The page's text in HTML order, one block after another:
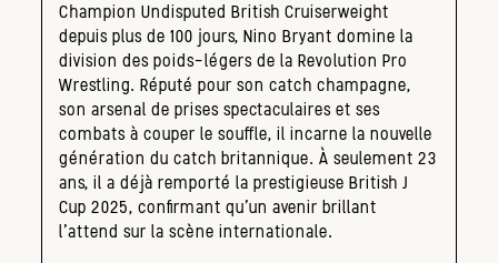
Champion Undisputed British Cruiserweight
depuis plus de 100 jours, Nino Bryant domine la
division des poids-légers de la Revolution Pro
Wrestling. Réputé pour son catch champagne,
son arsenal de prises spectaculaires et ses
combats à couper le souffle, il incarne la nouvelle
génération du catch britannique. À seulement 23
ans, il a déjà remporté la prestigieuse British J
Cup 2025, confirmant qu’un avenir brillant
l’attend sur la scène internationale.